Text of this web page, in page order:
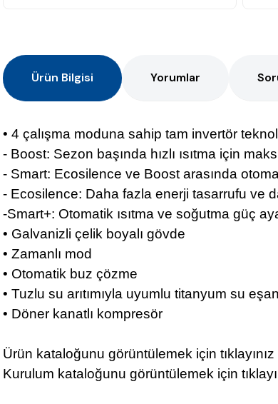
Ürün Bilgisi Yorumlar
• 4 çalışma moduna sahip tam invertör
- Boost: Sezon başında hızlı ısıtma için
- Smart: Ecosilence ve Boost arasında
- Ecosilence: Daha fazla enerji tasarrufu ve
-Smart+: Otomatik ısıtma ve soğutma güç
• Galvanizli çelik boyalı gövde
• Zamanlı mod
• Otomatik buz çözme
• Tuzlu su arıtımıyla uyumlu titanyum su
• Döner kanatlı kompresör
Ürün kataloğunu görüntülemek için tıklayınız
Kurulum kataloğunu görüntülemek için